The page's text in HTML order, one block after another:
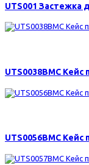
UTS001 Застежка
UTS0038BMC
UTS0056BMC